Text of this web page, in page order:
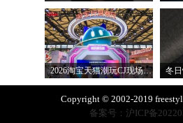
2026淘宝天猫潮玩CJ现场直击，以五大圈层
Copyright © 2002-2019
备案号：沪ICP备